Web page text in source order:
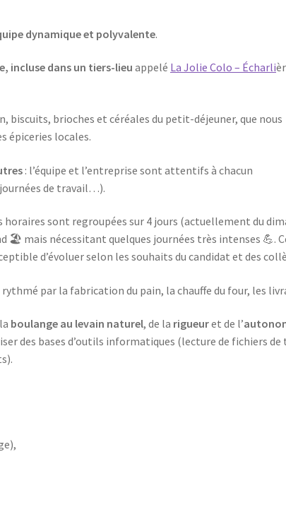
dynamique et polyvalente.
incluse dans un tiers-lieu appelé La Jolie Colo – Écharli
biscuits, brioches et céréales du petit-déjeuner, que nous
épiceries locales.
: l’équipe et l’entreprise sont attentifs à chacun
de travail…).
sont regroupées sur 4 jours (actuellement du
🏖 mais nécessitant quelques journées très intenses 💪.
d’évoluer selon les souhaits du candidat et des
par la fabrication du pain, la chauffe du four, les
boulange au levain naturel, de la rigueuret de l’
des bases d’outils informatiques (lecture de fichiers de